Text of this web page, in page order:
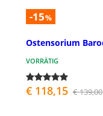
-15%
Ostensorium
VORRÄTIG
€ 118,15 € 139,00